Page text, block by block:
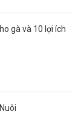
gà và 10 lợi ích